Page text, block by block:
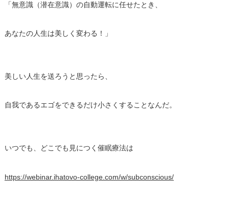
「無意識（潜在意識）の自動運転に任せたとき、
あなたの人生は美しく変わる！」
美しい人生を送ろうと思ったら、
自我であるエゴをできるだけ小さくすることなんだ。
いつでも、どこでも見につく催眠療法は
https://webinar.ihatovo-college.com/w/subconscious/